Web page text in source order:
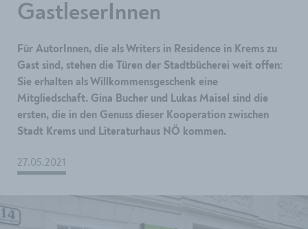
GastleserInnen
Für AutorInnen, die als Writers in Residence in Krems zu
Gast sind, stehen die Türen der Stadtbücherei weit offen:
Sie erhalten als Willkommensgeschenk eine
Mitgliedschaft. Gina Bucher und Lukas Maisel sind die
ersten, die in den Genuss dieser Kooperation zwischen
Stadt Krems und Literaturhaus NÖ kommen.
27.05.2021